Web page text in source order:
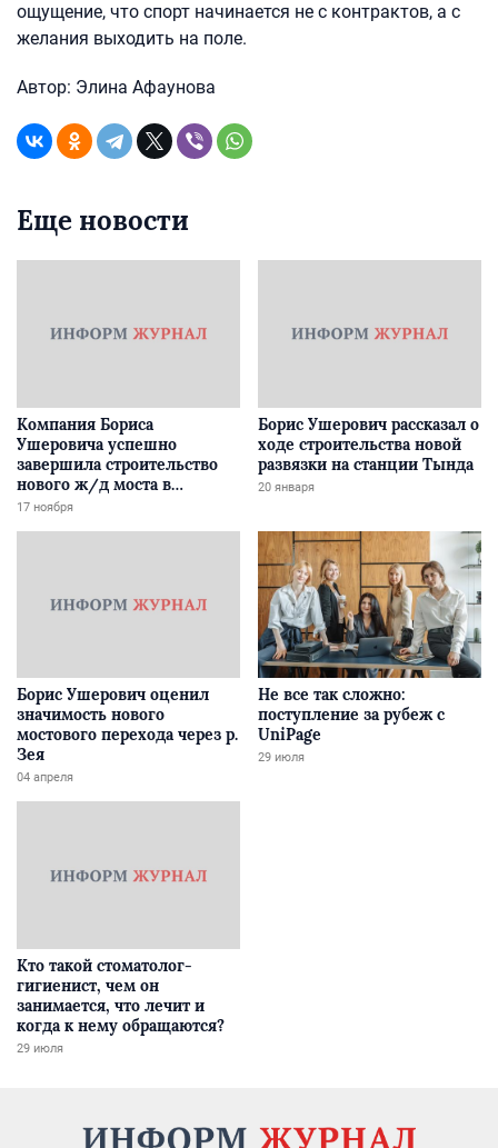
ощущение, что спорт начинается не с контрактов, а с
желания выходить на поле.
Автор: Элина Афаунова
Еще новости
Компания Бориса
Ушеровича успешно
завершила строительство
нового ж/д моста в
Забайкалье
17 ноября
Борис Ушерович рассказал о
ходе строительства новой
развязки на станции Тында
20 января
Борис Ушерович оценил
значимость нового
мостового перехода через р.
Зея
04 апреля
Не все так сложно:
поступление за рубеж с
UniPage
29 июля
Кто такой стоматолог-
гигиенист, чем он
занимается, что лечит и
когда к нему обращаются?
29 июля